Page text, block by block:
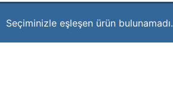
Seçiminizle eşleşen ürün bulunamadı.